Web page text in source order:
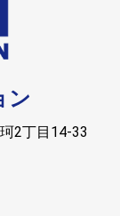
ン
2丁目14-33